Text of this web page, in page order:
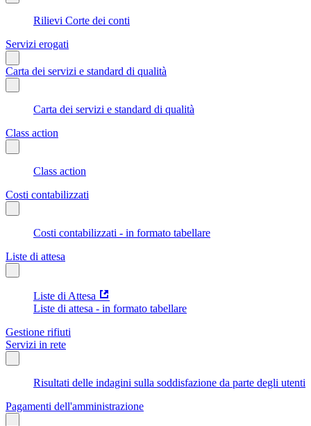
Rilievi Corte dei conti
Servizi erogati
Carta dei servizi e standard di qualità
Carta dei servizi e standard di qualità
Class action
Class action
Costi contabilizzati
Costi contabilizzati - in formato tabellare
Liste di attesa
Liste di Attesa
Liste di attesa - in formato tabellare
Gestione rifiuti
Servizi in rete
Risultati delle indagini sulla soddisfazione da parte degli utenti
Pagamenti dell'amministrazione